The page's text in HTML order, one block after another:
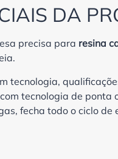
DA
precisa para resina
tecnologia,
tecnologia de ponta
fecha todo o ciclo de